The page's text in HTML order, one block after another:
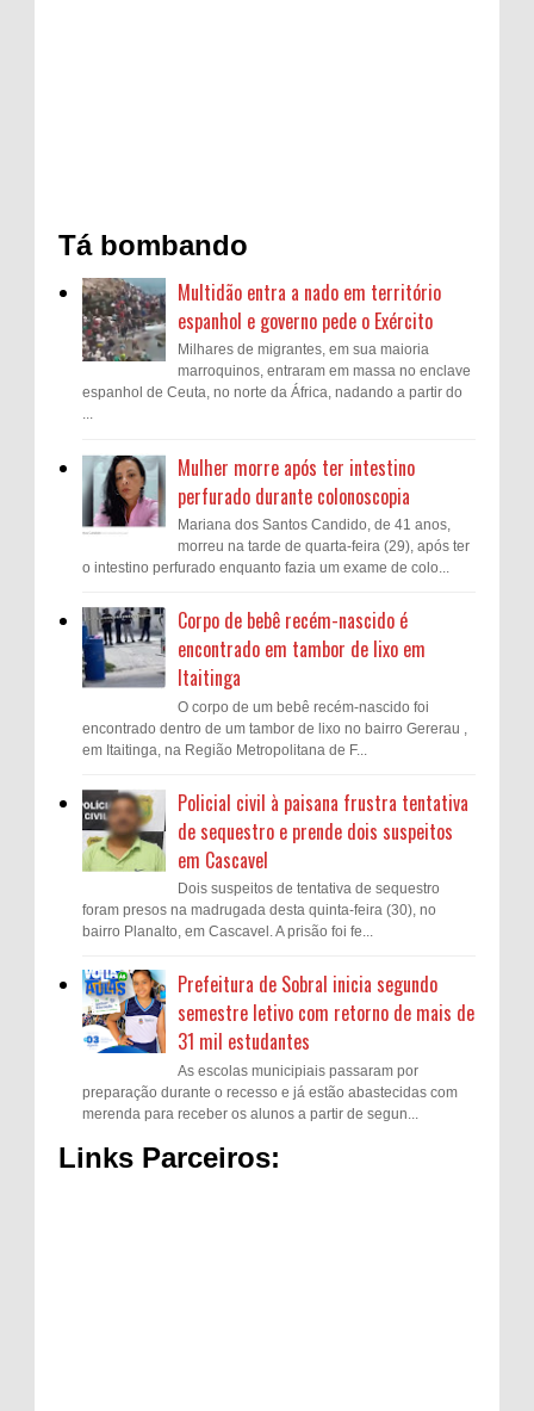
Tá bombando
Multidão entra a nado em território
espanhol e governo pede o Exército
Milhares de migrantes, em sua maioria
marroquinos, entraram em massa no enclave
espanhol de Ceuta, no norte da África, nadando a partir do
...
Mulher morre após ter intestino
perfurado durante colonoscopia
Mariana dos Santos Candido, de 41 anos,
morreu na tarde de quarta-feira (29), após ter
o intestino perfurado enquanto fazia um exame de colo...
Corpo de bebê recém-nascido é
encontrado em tambor de lixo em
Itaitinga
O corpo de um bebê recém-nascido foi
encontrado dentro de um tambor de lixo no bairro Gererau ,
em Itaitinga, na Região Metropolitana de F...
Policial civil à paisana frustra tentativa
de sequestro e prende dois suspeitos
em Cascavel
Dois suspeitos de tentativa de sequestro
foram presos na madrugada desta quinta-feira (30), no
bairro Planalto, em Cascavel. A prisão foi fe...
Prefeitura de Sobral inicia segundo
semestre letivo com retorno de mais de
31 mil estudantes
As escolas municipiais passaram por
preparação durante o recesso e já estão abastecidas com
merenda para receber os alunos a partir de segun...
Links Parceiros: